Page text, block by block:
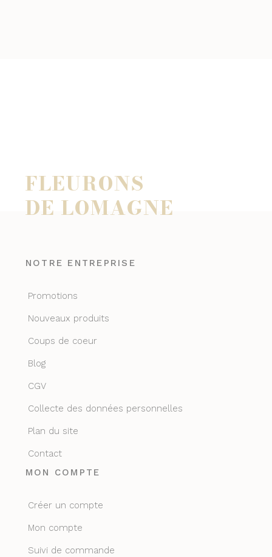
FLEURONS
DE LOMAGNE
NOTRE ENTREPRISE
Promotions
Nouveaux produits
Coups de coeur
Blog
CGV
Collecte des données personnelles
Plan du site
Contact
MON COMPTE
Créer un compte
Mon compte
Suivi de commande